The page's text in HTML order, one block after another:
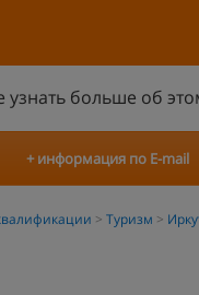
узнать больше об
+ информация по E-mail
Туризм